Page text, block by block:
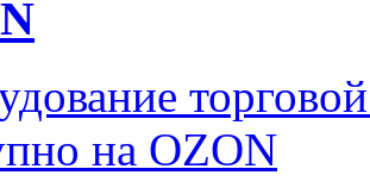
на OZON